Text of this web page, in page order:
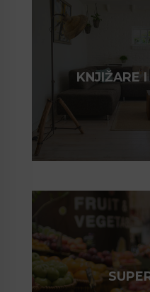
KNJIŽARE